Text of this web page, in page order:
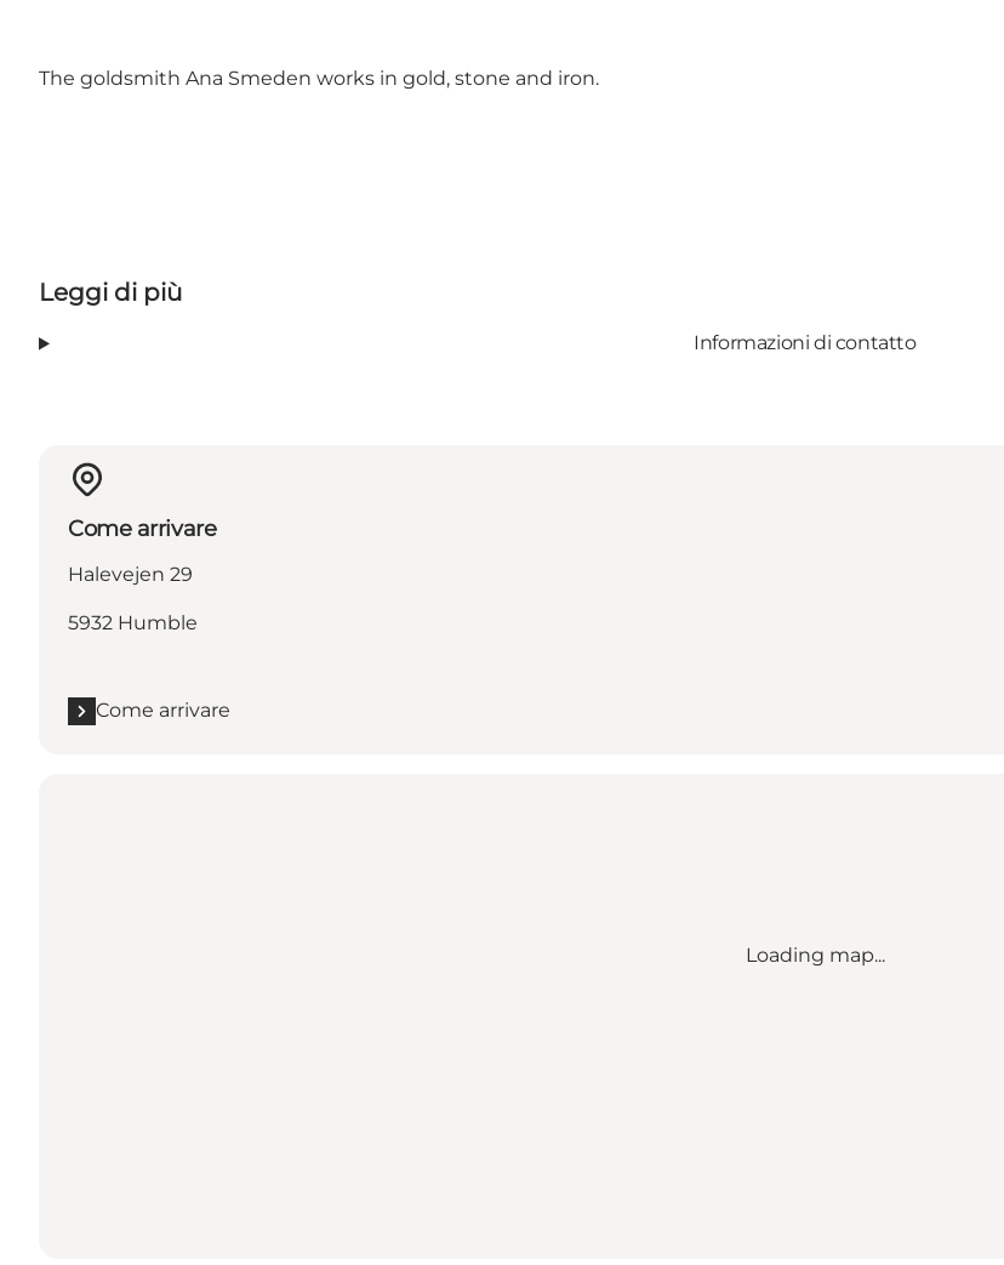
The goldsmith Ana Smeden works in gold, stone and iron.
Leggi di più
Informazioni di contatto
Come arrivare
Halevejen 29
5932 Humble
Come arrivare
Loading map...